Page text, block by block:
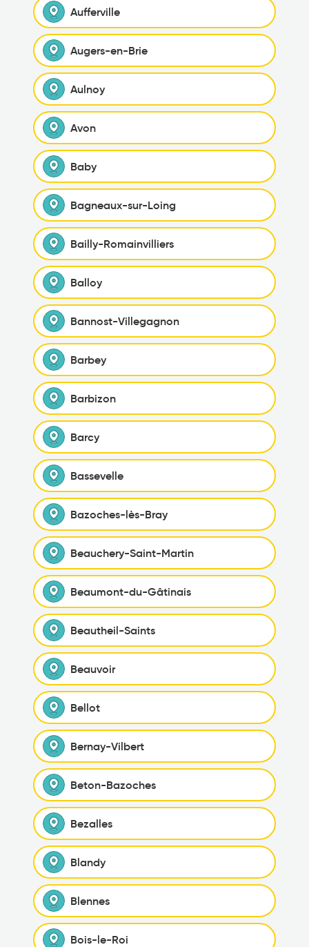
Aufferville
Augers-en-Brie
Aulnoy
Avon
Baby
Bagneaux-sur-Loing
Bailly-Romainvilliers
Balloy
Bannost-Villegagnon
Barbey
Barbizon
Barcy
Bassevelle
Bazoches-lès-Bray
Beauchery-Saint-Martin
Beaumont-du-Gâtinais
Beautheil-Saints
Beauvoir
Bellot
Bernay-Vilbert
Beton-Bazoches
Bezalles
Blandy
Blennes
Bois-le-Roi